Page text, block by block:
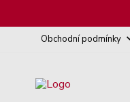
Obchodní podmínky